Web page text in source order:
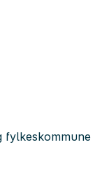
fylkeskommune